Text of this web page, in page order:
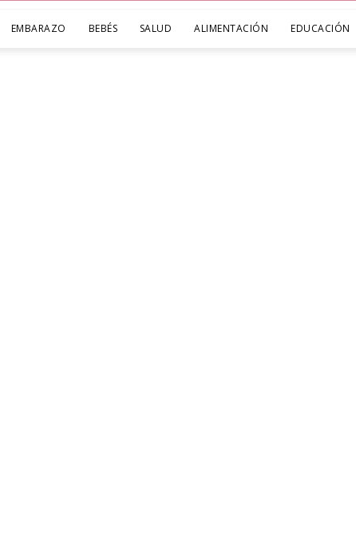
EMBARAZO BEBÉS SALUD ALIMENTACIÓN EDUCACIÓN